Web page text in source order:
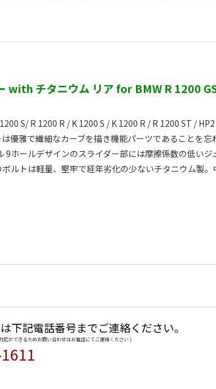
with チタニウム リア for BMW R 1200
S/ R 1200 R / K 1200 S / K 1200 R / R 1200 ST /
優雅で繊細なカーブを描き機能パーツであることを
9ホールデザインのスライダー部には摩擦係数の低い
ルトは軽量、堅牢で経年劣化の少ないチタニウム製
下記電話番号までご連絡ください。
応ができるためお問い合わせはお電話にてご連絡ください )